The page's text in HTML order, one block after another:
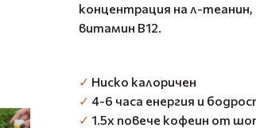
концентрация на л-
витамин B12.
✓ Ниско калоричен
✓ 4-6 часа енергия и
✓ 1.5х повече кофеин от